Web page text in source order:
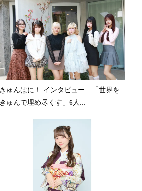
きゅんぱに！ インタビュー 「世界を
きゅんで埋め尽くす」6人...